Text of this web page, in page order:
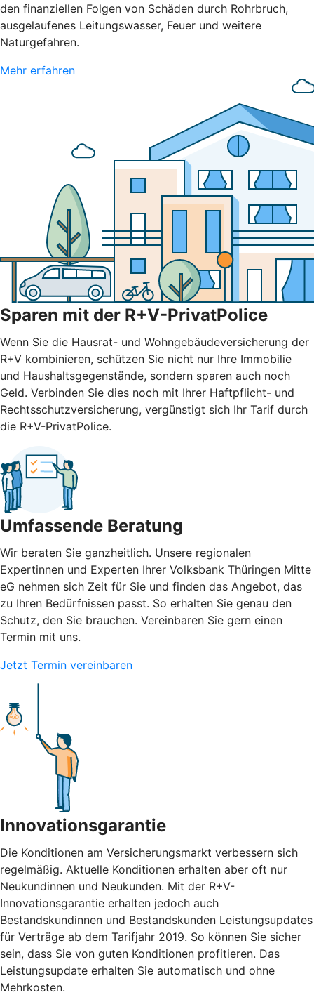
den finanziellen Folgen von Schäden durch Rohrbruch,
ausgelaufenes Leitungswasser, Feuer und weitere
Naturgefahren.
Mehr erfahren
Sparen mit der R+V-PrivatPolice
Wenn Sie die Hausrat- und Wohngebäudeversicherung der
R+V kombinieren, schützen Sie nicht nur Ihre Immobilie
und Haushaltsgegenstände, sondern sparen auch noch
Geld. Verbinden Sie dies noch mit Ihrer Haftpflicht- und
Rechtsschutzversicherung, vergünstigt sich Ihr Tarif durch
die R+V-PrivatPolice.
Umfassende Beratung
Wir beraten Sie ganzheitlich. Unsere regionalen
Expertinnen und Experten Ihrer Volksbank Thüringen Mitte
eG nehmen sich Zeit für Sie und finden das Angebot, das
zu Ihren Bedürfnissen passt. So erhalten Sie genau den
Schutz, den Sie brauchen. Vereinbaren Sie gern einen
Termin mit uns.
Jetzt Termin vereinbaren
Innovationsgarantie
Die Konditionen am Versicherungsmarkt verbessern sich
regelmäßig. Aktuelle Konditionen erhalten aber oft nur
Neukundinnen und Neukunden. Mit der R+V-
Innovationsgarantie erhalten jedoch auch
Bestandskundinnen und Bestandskunden Leistungsupdates
für Verträge ab dem Tarifjahr 2019. So können Sie sicher
sein, dass Sie von guten Konditionen profitieren. Das
Leistungsupdate erhalten Sie automatisch und ohne
Mehrkosten.